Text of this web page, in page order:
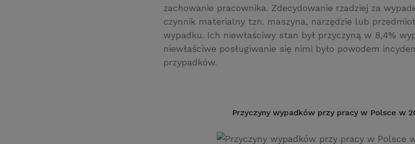
zachowanie pracownika. Zdecydowanie rzadziej za
czynnik materialny tzn. maszyna, narzędzie lub
wypadku. Ich niewłaściwy stan był przyczyną w 8,4%
niewłaściwe posługiwanie się nimi było powodem
przypadków.
Przyczyny wypadków przy pracy w Polsce w